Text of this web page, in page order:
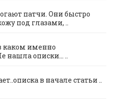
патчи. Они быстро
под глазами, ..
каком именно
нашла описки... ..
в начале статьи ..